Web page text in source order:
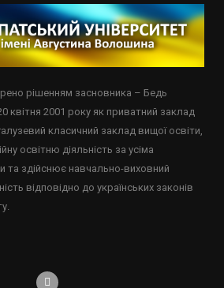
рішенням засновника – Бедь
квітня 2001 року як приватний заклад
класичний заклад вищої освіти,
освітню діяльність за усіма
та здійснює навчально-виховний
відповідно до українських законів